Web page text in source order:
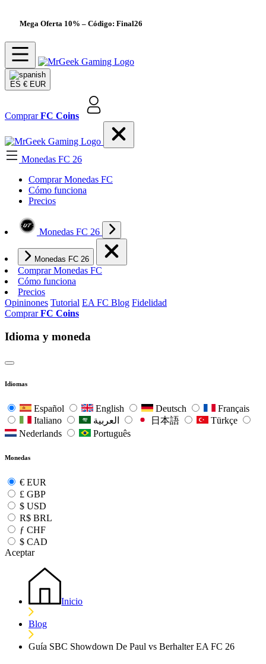
Mega Oferta 10% – Código: Final26
ES € EUR
ComprarFC Coins
Monedas FC 26
Comprar Monedas FC
Cómo funciona
Precios
Monedas FC 26
Monedas FC 26
Comprar Monedas FC
Cómo funciona
Precios
Opininones Tutorial EA FC Blog Fidelidad
ComprarFC Coins
Idioma y moneda
Idiomas
Español English Deutsch
Français
Italiano
日本語
Türkçe
Nederlands
Português
Monedas
€ EUR
£ GBP
$ USD
R$ BRL
ƒ CHF
$ CAD
Aceptar
Inicio
Blog
Guía SBC Showdown De Paul vs Berhalter EA FC 26